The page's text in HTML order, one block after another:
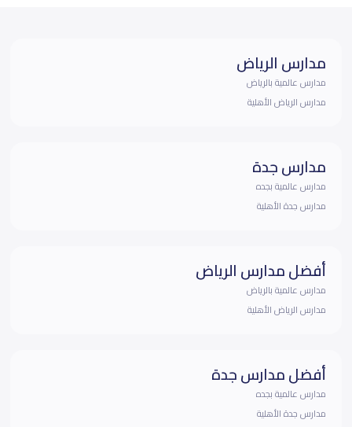
مدارس الرياض
مدارس عالمية بالرياض
مدارس الرياض الأهلية
مدارس جدة
مدارس عالمية بجده
مدارس جدة الأهلية
أفضل مدارس الرياض
مدارس عالمية بالرياض
مدارس الرياض الأهلية
أفضل مدارس جدة
مدارس عالمية بجده
مدارس جدة الأهلية